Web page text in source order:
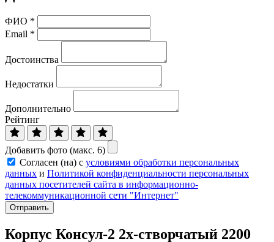
ФИО *
Email *
Достоинства
Недостатки
Дополнительно
Рейтинг
Добавить фото (макс. 6)
Согласен (на) с условиями обработки персональных
данных и Политикой конфиденциальности персональных
данных посетителей сайта в информационно-
телекоммуникационной сети "Интернет"
Отправить
Корпус Консул-2 2х-створчатый 2200